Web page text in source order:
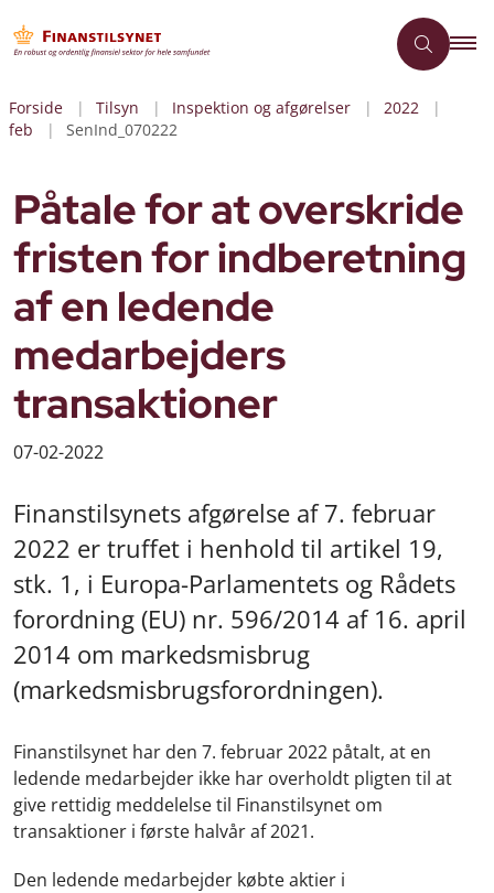
Forside Tilsyn Inspektion og afgørelser
2022
feb
SenInd_070222
Påtale for at overskride
fristen for indberetning
af en ledende
medarbejders
transaktioner
07-02-2022
Finanstilsynets afgørelse af 7. februar
2022 er truffet i henhold til artikel 19,
stk. 1, i Europa-Parlamentets og Rådets
forordning (EU) nr. 596/2014 af 16. april
2014 om markedsmisbrug
(markedsmisbrugsforordningen).
Finanstilsynet har den 7. februar 2022 påtalt, at en
ledende medarbejder ikke har overholdt pligten til at
give rettidig meddelelse til Finanstilsynet om
transaktioner i første halvår af 2021.
Den ledende medarbejder købte aktier i